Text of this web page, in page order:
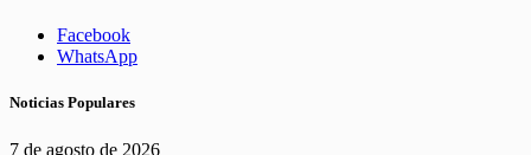
Facebook
WhatsApp
Noticias Populares
7 de agosto de 2026